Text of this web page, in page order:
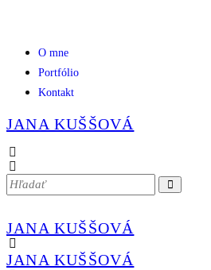
O mne
Portfólio
Kontakt
JANA KUŠŠOVÁ
JANA KUŠŠOVÁ
JANA KUŠŠOVÁ